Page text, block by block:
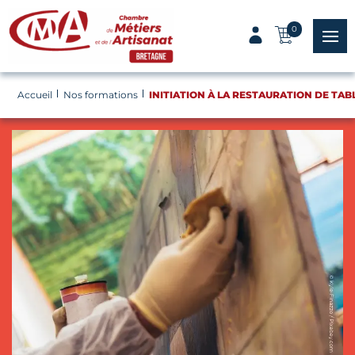
Panneau de gestion des cookies
0
menu
Accueil Nos formations INITIATION À LA RESTAURATION DE